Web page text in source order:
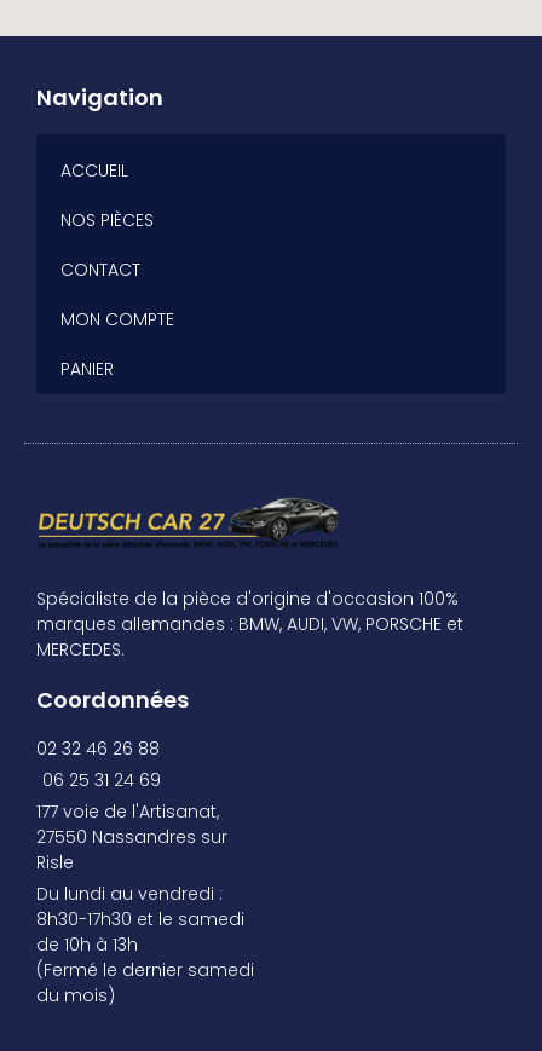
Navigation
ACCUEIL
NOS PIÈCES
CONTACT
MON COMPTE
PANIER
Spécialiste de la pièce d'origine d'occasion 100%
marques allemandes : BMW, AUDI, VW, PORSCHE et
MERCEDES.
Coordonnées
02 32 46 26 88
06 25 31 24 69
177 voie de l'Artisanat,
27550 Nassandres sur
Risle
Du lundi au vendredi :
8h30-17h30 et le samedi
de 10h à 13h
(Fermé le dernier samedi
du mois)